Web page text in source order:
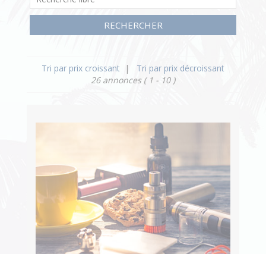
RECHERCHER
Tri par prix croissant |
Tri par prix décroissant
26 annonces ( 1 - 10 )